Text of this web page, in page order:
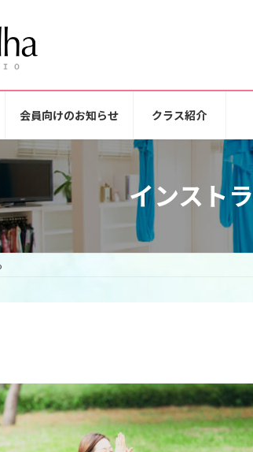
会員向けのお知らせ クラス紹介
インスト